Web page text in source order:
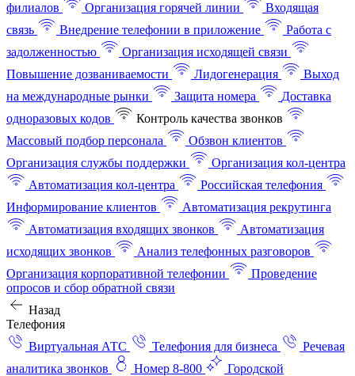
филиалов
Организация горячей линии
Входящая
связь
Внедрение телефонии в приложение
Работа с
задолженностью
Организация исходящей связи
Повышение дозваниваемости
Лидогенерация
Выход
на международные рынки
Защита номера
Доставка
одноразовых кодов
Контроль качества звонков
Массовый подбор персонала
Обзвон клиентов
Организация службы поддержки
Организация кол-центра
Автоматизация кол-центра
Российская телефония
Информирование клиентов
Автоматизация рекрутинга
Автоматизация входящих звонков
Автоматизация
исходящих звонков
Анализ телефонных разговоров
Организация корпоративной телефонии
Проведение
опросов и сбор обратной связи
Назад
Телефония
Виртуальная АТС
Телефония для бизнеса
Речевая
аналитика звонков
Номер 8-800
Городской